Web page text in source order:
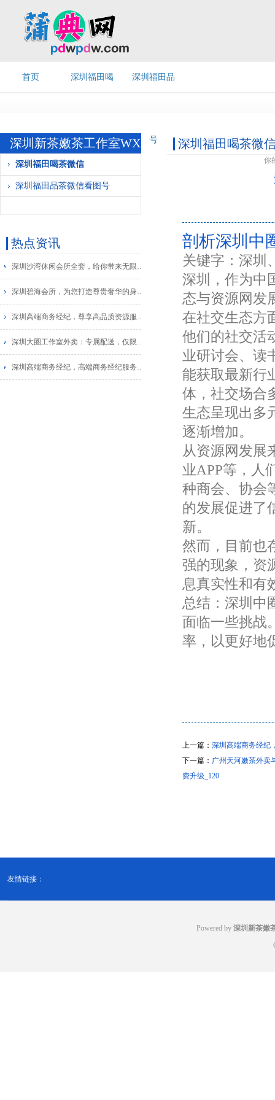
首页 深圳福田喝 深圳福田品
号
深圳新茶嫩茶工作室WX
深圳福田喝茶微信
深圳福田品茶微信看图号
热点资讯
深圳沙湾休闲会所全套，给你带来无限欢愉！
深圳碧海会所，为您打造尊贵奢华的身心融合！
深圳高端商务经纪，尊享高品质资源服务_1
深圳大圈工作室外卖：专属配送，仅限福田区
深圳高端商务经纪，高端商务经纪服务，尽享商务待遇！_1
深圳福田喝茶微
你
剖析深圳中
关键字：深圳
深圳，作为中
态与资源网发
在社交生态方
他们的社交活
业研讨会、读
能获取最新行
体，社交场合
生态呈现出多
逐渐增加。
从资源网发展
业APP等，人
种商会、协会
的发展促进了
新。
然而，目前也
强的现象，资
息真实性和有
总结：深圳中
面临一些挑战
率，以更好地
上一篇： 深圳高端商务经纪
下一篇： 广州天河嫩茶外卖
费升级_120
友情链接：
Powered by 深圳新茶嫩